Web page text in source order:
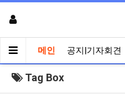
메인 공지|기자회견
Tag Box